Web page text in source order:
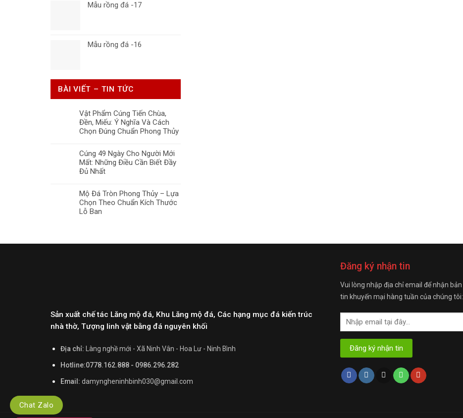
Mẫu rồng đá -17
Mẫu rồng đá -16
BÀI VIẾT – TIN TỨC
Vật Phẩm Cúng Tiến Chùa,
Đền, Miếu: Ý Nghĩa Và Cách
Chọn Đúng Chuẩn Phong Thủy
Cúng 49 Ngày Cho Người Mới
Mất: Những Điều Cần Biết Đầy
Đủ Nhất
Mộ Đá Tròn Phong Thủy – Lựa
Chọn Theo Chuẩn Kích Thước
Lỗ Ban
Sản xuất chế tác Lăng mộ đá, Khu Lăng mộ đá, Các hạng mục đá kiến trúc
nhà thờ, Tượng linh vật bằng đá nguyên khối
Địa chỉ: Làng nghề mới - Xã Ninh Vân - Hoa Lư - Ninh Bình
Hotline:0778.162.888 - 0986.296.282
Email: damyngheninhbinh030@gmail.com
Đăng ký nhận tin
Vui lòng nhập địa chỉ email để nhận bản
tin khuyến mại hàng tuần của chúng tôi:
Chat Zalo